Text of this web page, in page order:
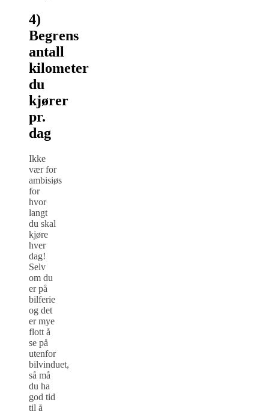
4)
Begrens
antall
kilometer
du
kjører
pr.
dag
Ikke
vær for
ambisiøs
for
hvor
langt
du skal
kjøre
hver
dag!
Selv
om du
er på
bilferie
og det
er mye
flott å
se på
utenfor
bilvinduet,
så må
du ha
god tid
til å